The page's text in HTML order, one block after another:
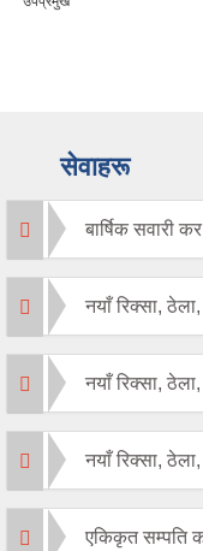
सेवाहरू
बार्षिक सवारी
नयाँ रिक्सा,
नयाँ रिक्सा,
नयाँ रिक्सा,
एकिकृत सम्पति